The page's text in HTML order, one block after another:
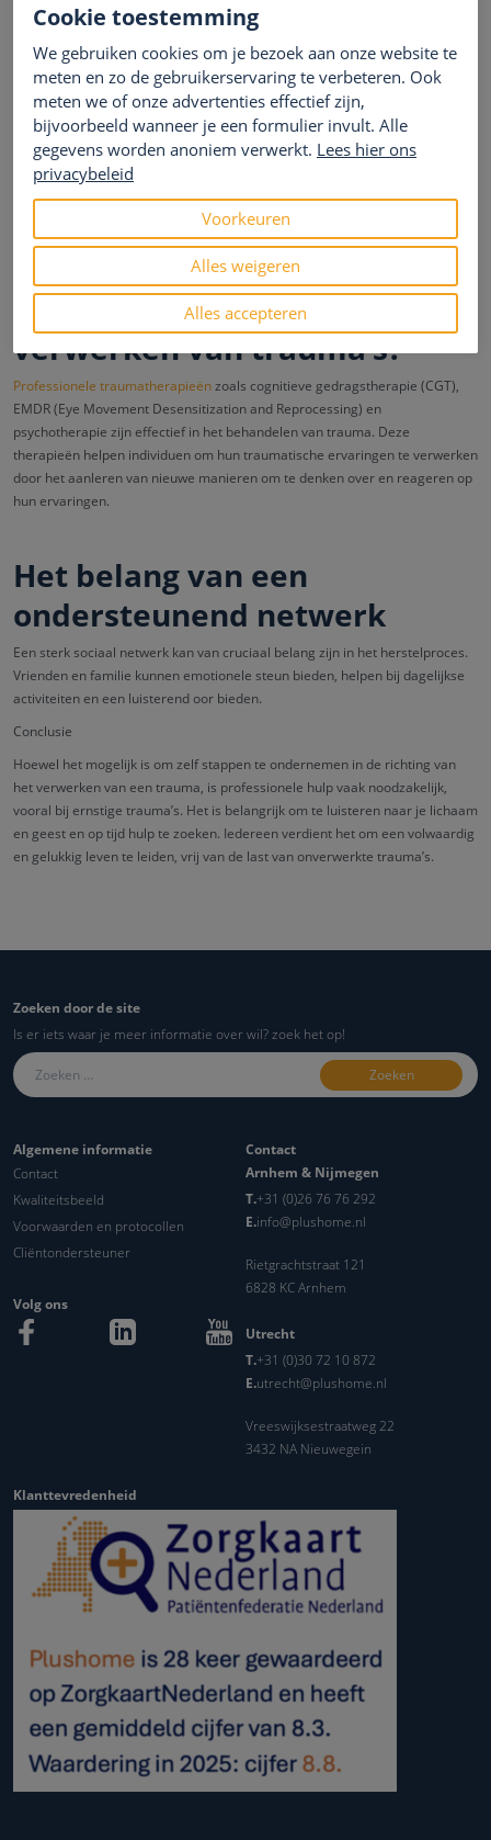
Wat gebeurt er als je een
trauma niet verwerkt?
Het niet verwerken van een trauma kan leiden tot langdurige
psychologische problemen zoals posttraumatische stressstoornis (PTSS),
depressie, angststoornissen en in sommige gevallen tot fysieke
gezondheidsproblemen. Emoties kunnen onderdrukt worden wat resulteert
in emotionele uitbarstingen of juist emotionele afstomping.
Hoe helpt therapie bij het
verwerken van trauma’s?
Professionele traumatherapieënzoals cognitieve gedragstherapie (CGT),
EMDR (Eye Movement Desensitization and Reprocessing) en
psychotherapie zijn effectief in het behandelen van trauma. Deze
therapieën helpen individuen om hun traumatische ervaringen te verwerken
door het aanleren van nieuwe manieren om te denken over en reageren op
hun ervaringen.
Het belang van een
ondersteunend netwerk
Een sterk sociaal netwerk kan van cruciaal belang zijn in het herstelproces.
Vrienden en familie kunnen emotionele steun bieden, helpen bij dagelijkse
activiteiten en een luisterend oor bieden.
Conclusie
Hoewel het mogelijk is om zelf stappen te ondernemen in de richting van
het verwerken van een trauma, is professionele hulp vaak noodzakelijk,
vooral bij ernstige trauma’s. Het is belangrijk om te luisteren naar je lichaam
en geest en op tijd hulp te zoeken. Iedereen verdient het om een volwaardig
en gelukkig leven te leiden, vrij van de last van onverwerkte trauma’s.
Algemene informatie
Contact
Kwaliteitsbeeld
Voorwaarden en protocollen
Cliëntondersteuner
Volg ons
Contact
Arnhem & Nijmegen
T.+31 (0)26 76 76 292
E.info@plushome.nl
Rietgrachtstraat 121
6828 KC Arnhem
Utrecht
T.+31 (0)30 72 10 872
E.utrecht@plushome.nl
Vreeswijksestraatweg 22
3432 NA Nieuwegein
Klanttevredenheid
Zoeken door de site
Is er iets waar je meer informatie over wil? zoek het op!
Zoeken naar:
Cookie toestemming
We gebruiken cookies om je bezoek aan onze website te
meten en zo de gebruikerservaring te verbeteren. Ook
meten we of onze advertenties effectief zijn,
bijvoorbeeld wanneer je een formulier invult. Alle
gegevens worden anoniem verwerkt. Lees hier ons
privacybeleid
Voorkeuren
Alles weigeren
Alles accepteren